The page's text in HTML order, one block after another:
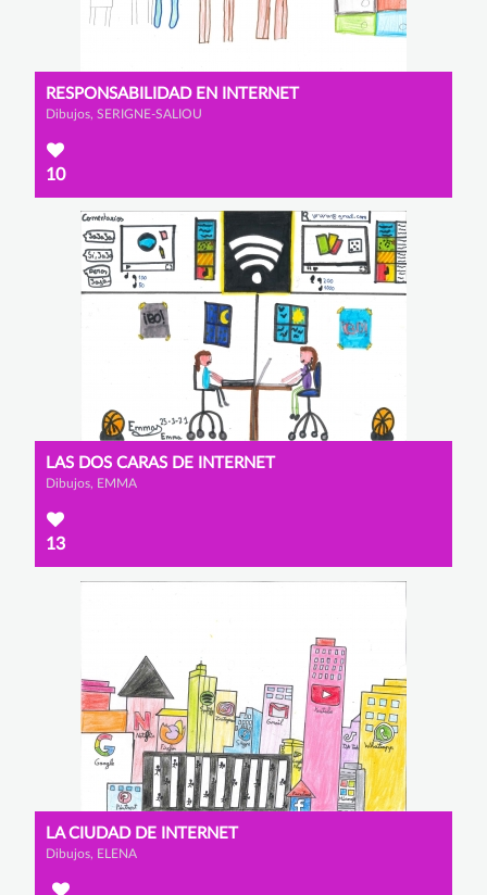
RESPONSABILIDAD EN INTERNET
Dibujos, SERIGNE-SALIOU
10
LAS DOS CARAS DE INTERNET
Dibujos, EMMA
13
LA CIUDAD DE INTERNET
Dibujos, ELENA